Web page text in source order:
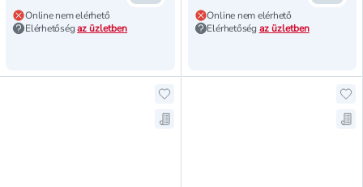
Online nem elérhető
Elérhetőségaz üzletben
Online nem elérhető
Elérhetőség az üzletben
Hozzáadás a kedvencekhez, Tea
Mentés a bevásárló listára, Tea